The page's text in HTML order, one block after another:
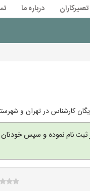
تعمیرکاران درباره ما
کارشناس در تهران و
نام نموده و سپس خودتان